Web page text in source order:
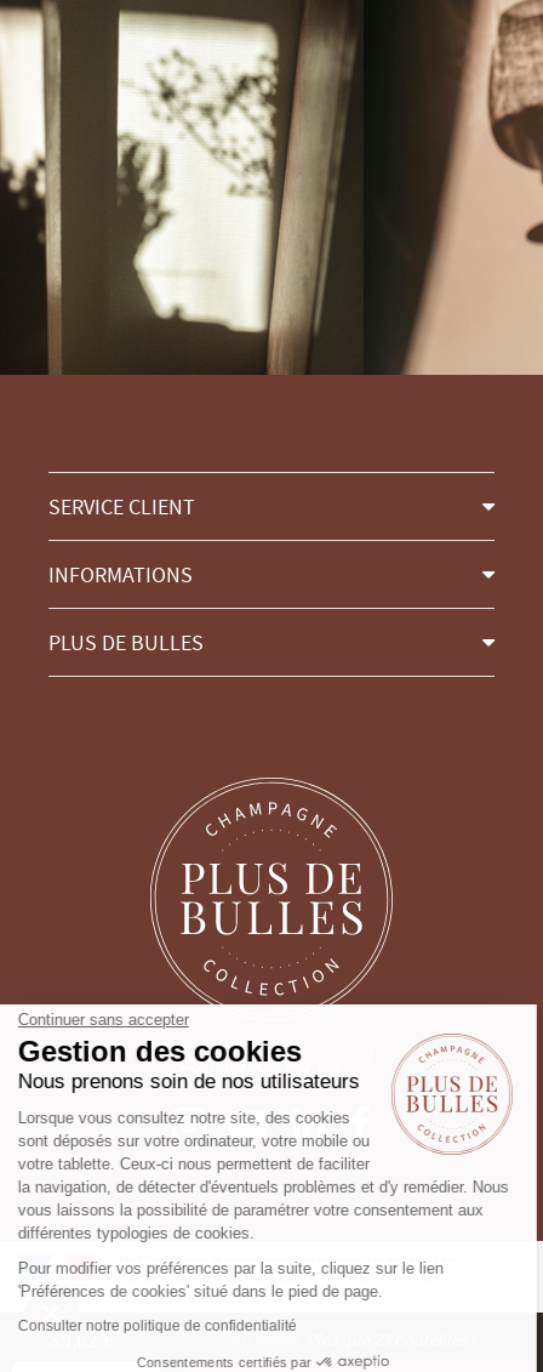
89,62 € En stock
SERVICE CLIENT
INFORMATIONS
PLUS DE BULLES
Suivez-nous !
Continuer sans accepter
Gestion des cookies
Nous prenons soin de nos utilisateurs
Lorsque vous consultez notre site, des cookies
sont déposés sur votre ordinateur, votre mobile ou
votre tablette. Ceux-ci nous permettent de faciliter
la navigation, de détecter d'éventuels problèmes et d'y remédier. Nous
vous laissons la possibilité de paramétrer votre consentement aux
différentes typologies de cookies.
Pour modifier vos préférences par la suite, cliquez sur le lien
'Préférences de cookies' situé dans le pied de page.
Consulter notre politique de confidentialité
Consentements certifiés par